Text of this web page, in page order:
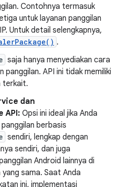
Contohnya termasuk
untuk layanan panggilan
Untuk detail selengkapnya,
.
saja hanya menyediakan cara
panggilan. API ini tidak memiliki
terkait.
dan
API: Opsi ini ideal jika Anda
berbasis
sendiri, lengkap dengan
sendiri, dan juga
Android lainnya di
sama. Saat Anda
ini, implementasi